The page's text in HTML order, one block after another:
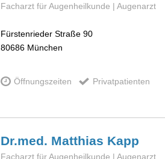
Facharzt für Augenheilkunde | Augenarzt
Fürstenrieder Straße 90
80686 München
Öffnungszeiten Privatpatienten
Dr.med. Matthias Kapp
Facharzt für Augenheilkunde | Augenarzt